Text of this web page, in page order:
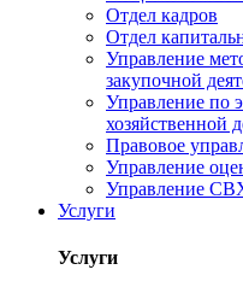
Отдел кадров
Отдел
Управление
закупочной
Управление по
хозяйственной
Правовое
Управление
Управление
Услуги
Услуги